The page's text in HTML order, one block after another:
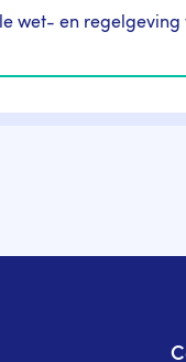
wet- en regelgeving